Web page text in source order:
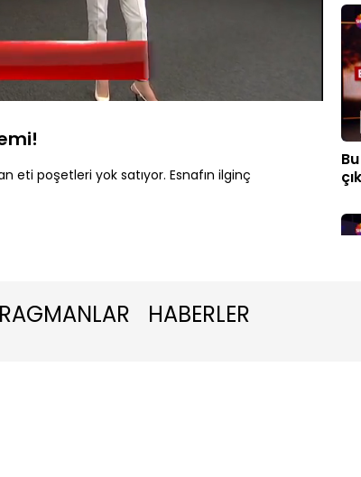
eti poşetleri yok satıyor. Esnafın ilginç
HABERLER